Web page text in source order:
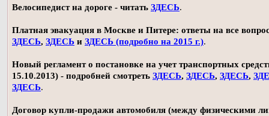
Велосипедист на дороге - читать ЗДЕСЬ.
Платная эвакуация в Москве и Питере: ответы на все
ЗДЕСЬ, ЗДЕСЬ и ЗДЕСЬ (подробно на 2015 г.).
Новый регламент о постановке на учет транспортных
15.10.2013) - подробней смотреть ЗДЕСЬ, ЗДЕСЬ, ЗДЕСЬ,
ЗДЕСЬ.
Договор купли-продажи автомобиля (между физическими